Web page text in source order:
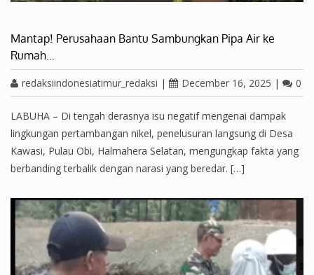
Mantap! Perusahaan Bantu Sambungkan Pipa Air ke
Rumah…
redaksiindonesiatimur_redaksi | December 16, 2025 | 0
LABUHA – Di tengah derasnya isu negatif mengenai dampak
lingkungan pertambangan nikel, penelusuran langsung di Desa
Kawasi, Pulau Obi, Halmahera Selatan, mengungkap fakta yang
berbanding terbalik dengan narasi yang beredar. […]